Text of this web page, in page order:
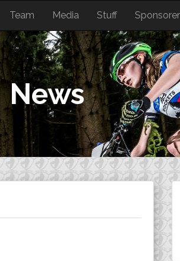
Team Media Stuff
News